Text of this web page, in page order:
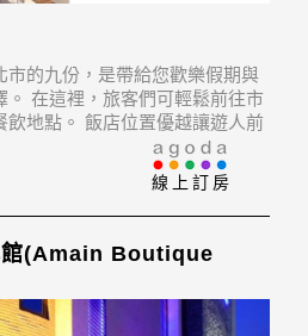
市的九份，是帶給您歡樂假期與
。 在這裡，旅客們可輕鬆前往市
飲地點。 飯店位置優越讓遊人前
線上訂房
館(Amain Boutique